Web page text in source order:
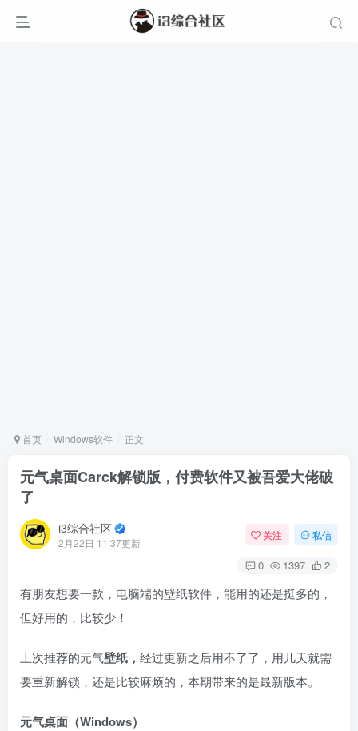
首页 Windows软件 正文
元气桌面Carck解锁版，付费软件又被吾爱大佬破
了
i3综合社区
2月22日 11:37更新
关注 私信
0 1397 2
有朋友想要一款，电脑端的壁纸软件，能用的还是挺多的，
但好用的，比较少！
上次推荐的元气壁纸， 经过更新之后用不了了，用几天就需
要重新解锁，还是比较麻烦的，本期带来的是最新版本。
元气桌面（Windows）